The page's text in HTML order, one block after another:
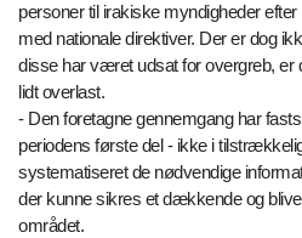
personer til irakiske myndigheder
med nationale direktiver. Der er dog
disse har været udsat for overgreb, er
lidt overlast.
- Den foretagne gennemgang har
periodens første del - ikke i
systematiseret de nødvendige
der kunne sikres et dækkende og
området.